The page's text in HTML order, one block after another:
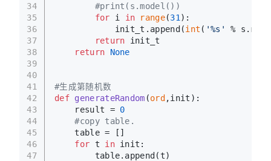
34
35
36
37
38
39
40
41
42
43
44
45
46
47
#print(s.model())
for i in range(31 ):
            init_t.append(
int ( '%s'
%
return init_t
return
None
#生成第随机数
def generateRandom (ord ,init ):
    result =
0
#copy table.
    table = []
for t in init:
        table.append(t)